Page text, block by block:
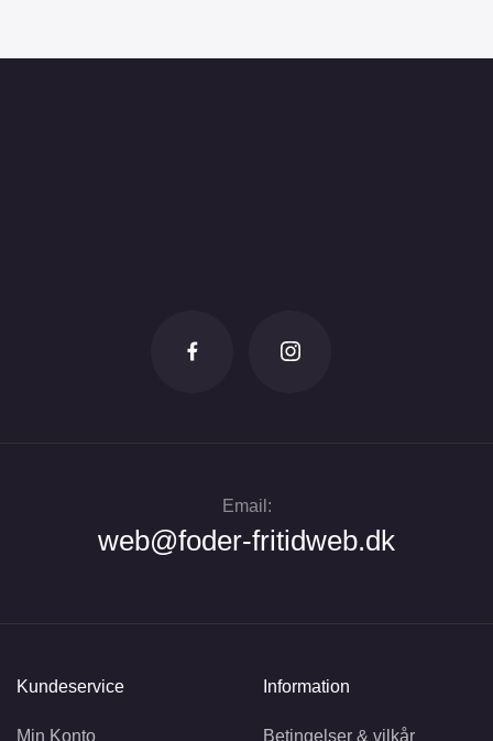
Email:
web@foder-fritidweb.dk
Kundeservice
Min Konto
Information
Betingelser & vilkår